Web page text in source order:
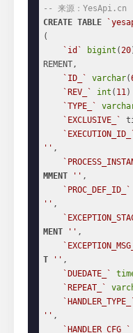
-- 来源：YesApi.cn
CREATE TABLE
(
`id`
bigint (20
REMENT,
`ID_`
varchar(
`REV_`
int ( 11)
`TYPE_`
`EXCLUSIVE_`
'' ,
MMENT
'' ,
`PROC_DEF_ID_`
'' ,
MENT
'' ,
T
'' ,
`DUEDATE_`
`REPEAT_`
'' ,
`HANDLER_CFG_`